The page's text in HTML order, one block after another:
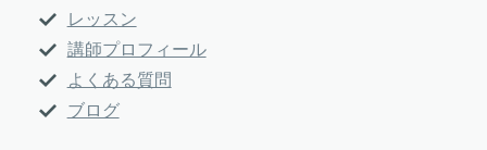
レッスン
講師プロフィール
よくある質問
ブログ